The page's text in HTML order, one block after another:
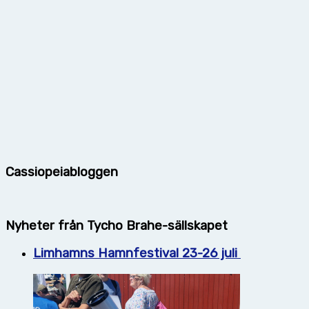
Cassiopeiabloggen
Nyheter från Tycho Brahe-sällskapet
Limhamns Hamnfestival 23-26 juli